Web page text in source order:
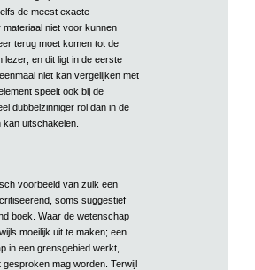
de meest exacte
niet voor kunnen
terug moet komen tot de
lezer; en dit ligt in de eerste
niet kan vergelijken met
speelt ook bij de
dubbelzinniger rol dan in de
uitschakelen.
voorbeeld van zulk een
soms suggestief
boek. Waar de wetenschap
moeilijk uit te maken; een
in een grensgebied werkt,
mag worden. Terwijl